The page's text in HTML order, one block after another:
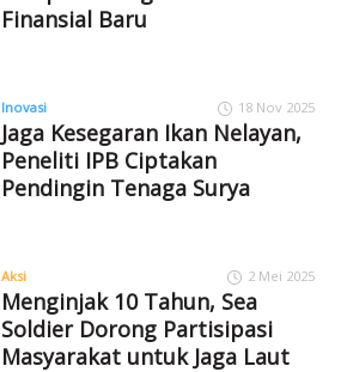
Finansial Baru
Inovasi 18 Nov 2025
Jaga Kesegaran Ikan Nelayan,
Peneliti IPB Ciptakan
Pendingin Tenaga Surya
Aksi 2 Mei 2025
Menginjak 10 Tahun, Sea
Soldier Dorong Partisipasi
Masyarakat untuk Jaga Laut